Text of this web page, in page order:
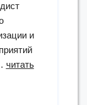
и
читать